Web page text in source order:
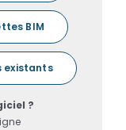
BIM
existants
?